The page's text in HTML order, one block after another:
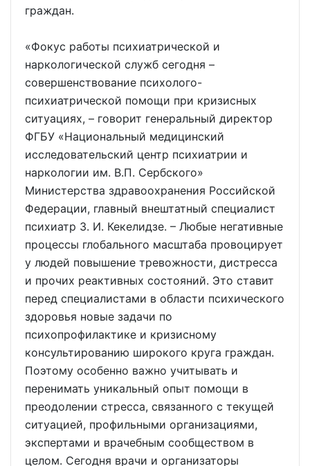
граждан.
«Фокус работы психиатрической и
наркологической служб сегодня –
совершенствование психолого-
психиатрической помощи при кризисных
ситуациях, – говорит генеральный директор
ФГБУ «Национальный медицинский
исследовательский центр психиатрии и
наркологии им. В.П. Сербского»
Министерства здравоохранения Российской
Федерации, главный внештатный специалист
психиатр З. И. Кекелидзе. – Любые негативные
процессы глобального масштаба провоцирует
у людей повышение тревожности, дистресса
и прочих реактивных состояний. Это ставит
перед специалистами в области психического
здоровья новые задачи по
психопрофилактике и кризисному
консультированию широкого круга граждан.
Поэтому особенно важно учитывать и
перенимать уникальный опыт помощи в
преодолении стресса, связанного с текущей
ситуацией, профильными организациями,
экспертами и врачебным сообществом в
целом. Сегодня врачи и организаторы